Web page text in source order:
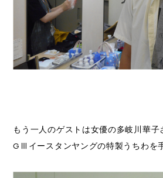
もう一人のゲストは女優の多岐川華子
GⅢイースタンヤングの特製うちわを